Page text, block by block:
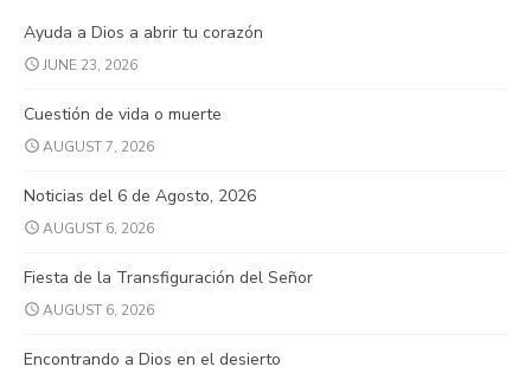
Ayuda a Dios a abrir tu corazón
JUNE 23, 2026
Cuestión de vida o muerte
AUGUST 7, 2026
Noticias del 6 de Agosto, 2026
AUGUST 6, 2026
Fiesta de la Transfiguración del Señor
AUGUST 6, 2026
Encontrando a Dios en el desierto